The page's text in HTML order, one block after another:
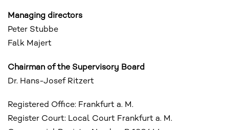
Managing directors
Peter Stubbe
Falk Majert
Chairman of the Supervisory Board
Dr. Hans-Josef Ritzert
Registered Office: Frankfurt a. M.
Register Court: Local Court Frankfurt a. M.